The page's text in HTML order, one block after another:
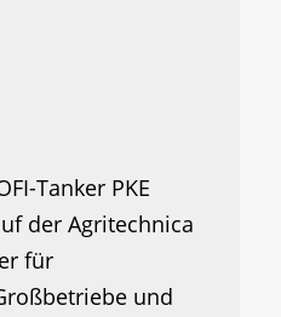
Tanker PKE
der Agritechnica
für
und